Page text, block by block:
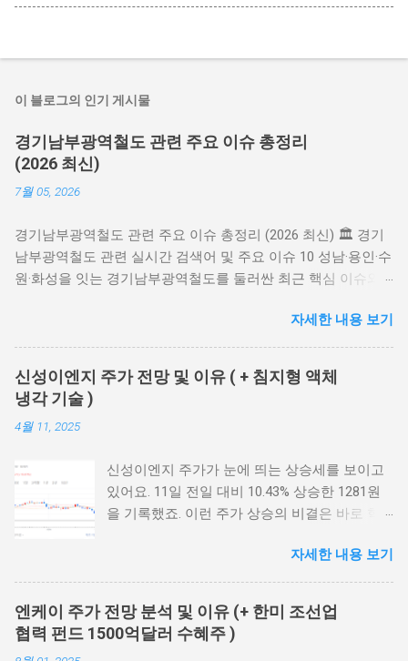
이 블로그의 인기 게시물
경기남부광역철도 관련 주요 이슈 총정리
(2026 최신)
7월 05, 2026
경기남부광역철도 관련 주요 이슈 총정리 (2026 최신) 🏛️ 경기
남부광역철도 관련 실시간 검색어 및 주요 이슈 10 성남·용인·수
원·화성을 잇는 경기남부광역철도를 둘러싼 최근 핵심 이슈와
일 기준 최신 이슈 🚇 제5차 국가철도망 구축계획 발표를 앞두
고 반영 여부가 최대 관심사입니다. 국토교통부는 발표 시점을
여러 차례 미룬 끝에 2026년 7월 이후로 예고했으며, 6·3 지방선
거 이후 정치적 부담이 줄면서 발표가 임박했다는 전망이 나오
고 있습니다. 50.7km 총 노선 길이(안) 5.28조 추정 총사업비 1.2
사전타당성 B/C값 6.4만+ 반영촉구 서명 인원 바로가기 ▸ 주요
인 연관 검색어 보도량 기준 아래 순위는 네이버 데이터랩이나
구글 트렌드 같은 실시간 검색량 데이터를 그대로 반영한 것이
아니라, 최근 언론 보도량과 화제성을 기준으로 정리한 것입니
다. 실제 검색 순위와는 차이가 있을 수 있는 점 참고해 주세요.
🔥 1위 📋 제5차 국가철도망 구축계획 반영 가장 뜨거운 검색어
10년 단위 철도 최상위 법정계획인 제5차 국가철도망 구축계획
(2026~2035)은 원래 지난해 상반기 발표될 예정이었지만 두 차
례 이상 연기됐습니다. 6·3 지방선거를 의식한 정치적 부담이 지
자세한 내용 보기
신성이엔지 주가 전망 및 이유 ( + 침지형 액체
냉각 기술 )
4월 11, 2025
신성이엔지 주가가 눈에 띄는 상승세를 보이고
있어요. 11일 전일 대비 10.43% 상승한 1281원
을 기록했죠. 이런 주가 상승의 비결은 바로 혁
데이터센터 시장에서 찾아보기 힘든 이 기술이
큰 주목을 받고 있어요. 마치 스마트폰이 피처폰
시장을 뒤엎었던 것처럼, 이 기술도 냉각 시장의
게임체인저가 될 수 있어요. 주식정보 더보기 👆
💧 '스마트박스'의 혁신적 냉각 기술, 무엇이 특
자세한 내용 보기
엔케이 주가 전망 분석 및 이유 (+ 한미 조선업
협력 펀드 1500억달러 수혜주 )